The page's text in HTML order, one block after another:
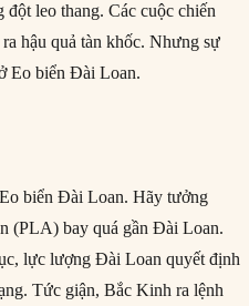
đột leo thang. Các cuộc chiến
hậu quả tàn khốc. Nhưng sự
Eo biển Đài Loan.
biển Đài Loan. Hãy tưởng
(PLA) bay quá gần Đài Loan.
lực lượng Đài Loan quyết định
Tức giận, Bắc Kinh ra lệnh